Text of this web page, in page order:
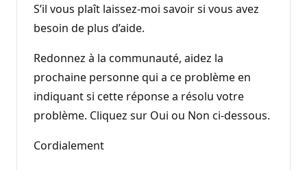
S’il vous plaît laissez-moi savoir si vous avez
besoin de plus d’aide.
Redonnez à la communauté, aidez la
prochaine personne qui a ce problème en
indiquant si cette réponse a résolu votre
problème. Cliquez sur Oui ou Non ci-dessous.
Cordialement